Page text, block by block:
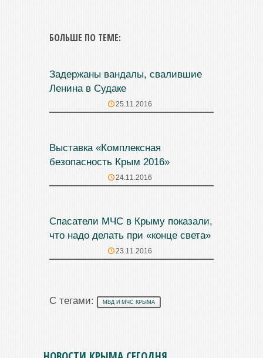
БОЛЬШЕ ПО ТЕМЕ:
Задержаны вандалы, свалившие
Ленина в Судаке
25.11.2016
Выставка «Комплексная
безопасность Крым 2016»
24.11.2016
Спасатели МЧС в Крыму показали,
что надо делать при «конце света»
23.11.2016
С тегами: МВД И МЧС КРЫМА